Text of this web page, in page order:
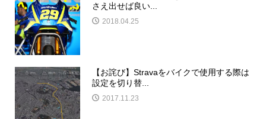
さえ出せば良い...
2018.04.25
【お詫び】Stravaをバイクで使用する際は
設定を切り替...
2017.11.23